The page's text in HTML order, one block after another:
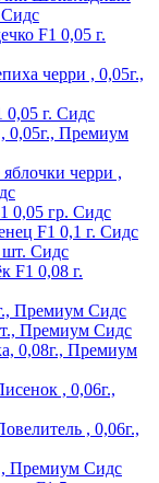
F1 0,05 г.
черри , 0,05г.,
г. Сидс
0,05г., Премиум
черри ,
0,05 гр. Сидс
F1 0,1 г. Сидс
Сидс
F1 0,08 г.
Премиум Сидс
Премиум Сидс
0,08г., Премиум
, 0,06г.,
, 0,06г.,
Премиум Сидс